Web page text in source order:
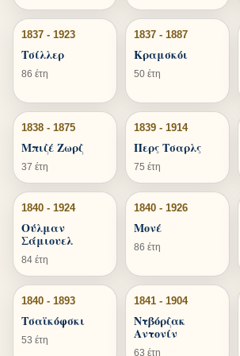
1837 - 1923
Τσίλλερ
86 έτη
1837 - 1887
Κραμσκόι
50 έτη
1838 - 1875
Μπιζέ Ζωρζ
37 έτη
1839 - 1914
Περς Τσαρλς
75 έτη
1840 - 1924
Ούλμαν
Σάμιουελ
84 έτη
1840 - 1926
Μονέ
86 έτη
1840 - 1893
Τσαϊκόφσκι
53 έτη
1841 - 1904
Ντβόρζακ
Αντονίν
63 έτη